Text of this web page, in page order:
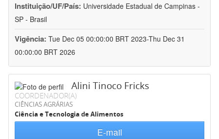
Instituição/UF/País: Universidade Estadual de Campinas -
SP - Brasil
Vigência: Tue Dec 05 00:00:00 BRT 2023-Thu Dec 31
00:00:00 BRT 2026
Alini Tinoco Fricks
COORDENADOR(A)
CIÊNCIAS AGRÁRIAS
Ciência e Tecnologia de Alimentos
E-mail